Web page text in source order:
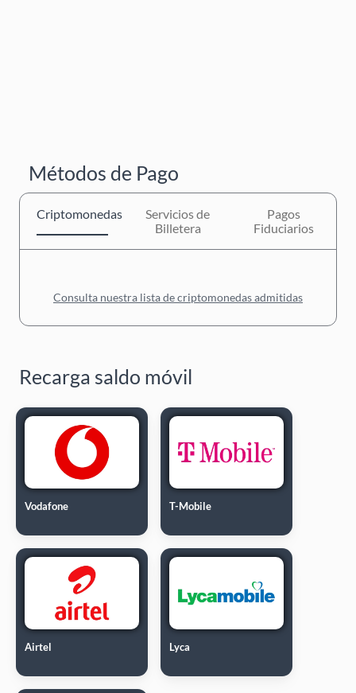
Métodos de Pago
Criptomonedas
Servicios de
Billetera
Pagos
Fiduciarios
Consulta nuestra lista de criptomonedas admitidas
Recarga saldo móvil
Vodafone T-Mobile
Airtel Lyca